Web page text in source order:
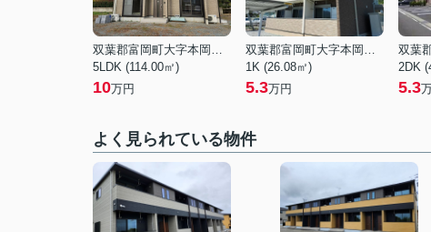
双葉郡富岡町大字本岡字王塚
5LDK (114.00㎡)
10万円
双葉郡富岡町大字本岡字清水前
1K (26.08㎡)
5.3万円
2DK
5.3
よく見られている物件